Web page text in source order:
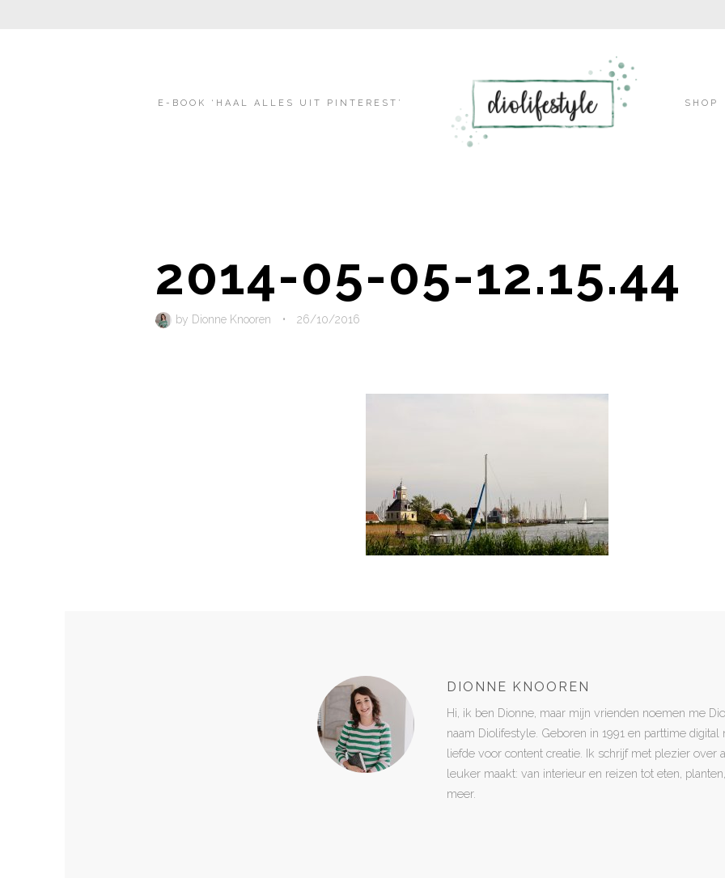
content
E-BOOK ‘HAAL ALLES UIT PINTEREST’ SHOP
2014-05-05-12.15.44
by Dionne Knooren • 26/10/2016
DIONNE KNOOREN
Hi, ik ben Dionne, maar mijn vrienden noemen me
naam Diolifestyle. Geboren in 1991 en parttime
liefde voor content creatie. Ik schrijf met plezier over
leuker maakt: van interieur en reizen tot eten,
meer.